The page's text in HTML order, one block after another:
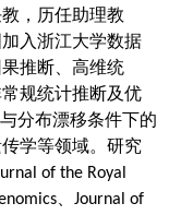
，历任助理教
入浙江大学数据
推断、高维统
规统计推断及优
分布漂移条件下的
学等领域。研究
of the Royal
、 Journal of